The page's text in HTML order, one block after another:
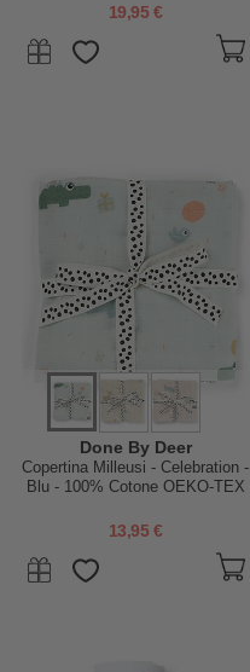
19,95 €
Done By Deer
Copertina Milleusi - Celebration -
Blu - 100% Cotone OEKO-TEX
13,95 €